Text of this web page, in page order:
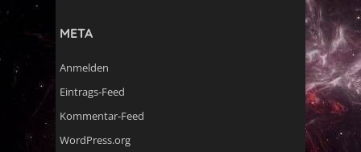
META
Anmelden
Eintrags-Feed
Kommentar-Feed
WordPress.org